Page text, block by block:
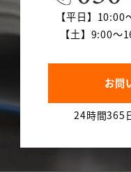
【平日】10:00
【土】9:00
お問
24時間365